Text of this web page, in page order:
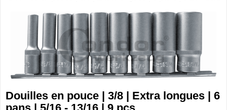
Douilles en pouce | 3/8 | Extra longues | 6